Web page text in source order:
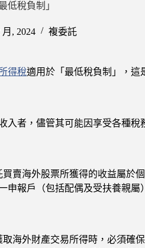
低稅負制」
月, 2024 複委託
得稅適用於「最低稅負制」，這
入者，儘管其可能因享受各種
買賣海外股票所獲得的收益屬於
申報戶（包括配偶及受扶養親屬
海外財產交易所得時，必須確